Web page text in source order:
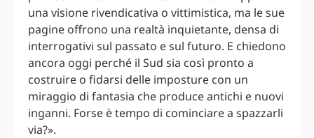
una visione rivendicativa o vittimistica, ma le sue
pagine offrono una realtà inquietante, densa di
interrogativi sul passato e sul futuro. E chiedono
ancora oggi perché il Sud sia così pronto a
costruire o fidarsi delle imposture con un
miraggio di fantasia che produce antichi e nuovi
inganni. Forse è tempo di cominciare a spazzarli
via?».